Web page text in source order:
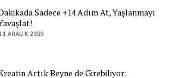
Sadece +14 Adım At, Yaşlanmayı
ARALIK 2025
Artık Beyne de Girebiliyor: